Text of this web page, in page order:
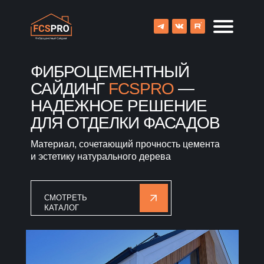
8 (800) 707-09-65
ФИБРОЦЕМЕНТНЫЙ
САЙДИНГFCSPRO —
НАДЕЖНОЕ РЕШЕНИЕ
ДЛЯ ОТДЕЛКИ ФАСАДОВ
Материал, сочетающий прочность цемента
и эстетику натурального дерева
СМОТРЕТЬ
КАТАЛОГ